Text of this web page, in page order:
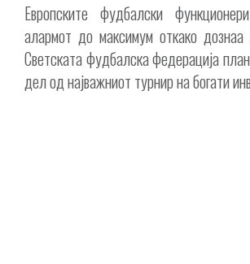
Европските фудбалски
алармот до максимум откако
Светската фудбалска федерација
дел од најважниот турнир на богати